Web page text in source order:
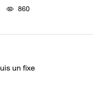
860
un fixe